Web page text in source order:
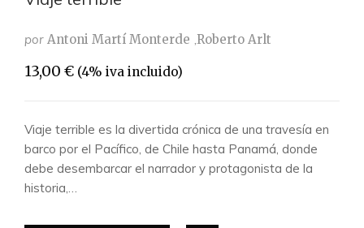
por Antoni Martí Monterde Roberto Arlt
13,00 € (4% iva incluido)
Viaje terrible es la divertida crónica de una travesía en
barco por el Pacífico, de Chile hasta Panamá, donde
debe desembarcar el narrador y protagonista de la
historia,…